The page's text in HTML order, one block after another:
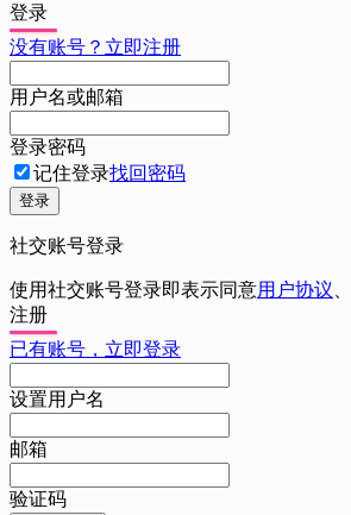
登录
没有账号？立即注册
用户名或邮箱
登录密码
记住登录找回密码
登录
社交账号登录
使用社交账号登录即表示同意用户协议
注册
已有账号，立即登录
设置用户名
邮箱
验证码